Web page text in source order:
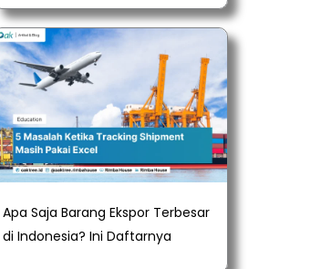
Apa Saja Barang Ekspor Terbesar
di Indonesia? Ini Daftarnya